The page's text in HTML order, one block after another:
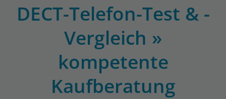
DECT-Telefon-Test & -
Vergleich »
kompetente
Kaufberatung